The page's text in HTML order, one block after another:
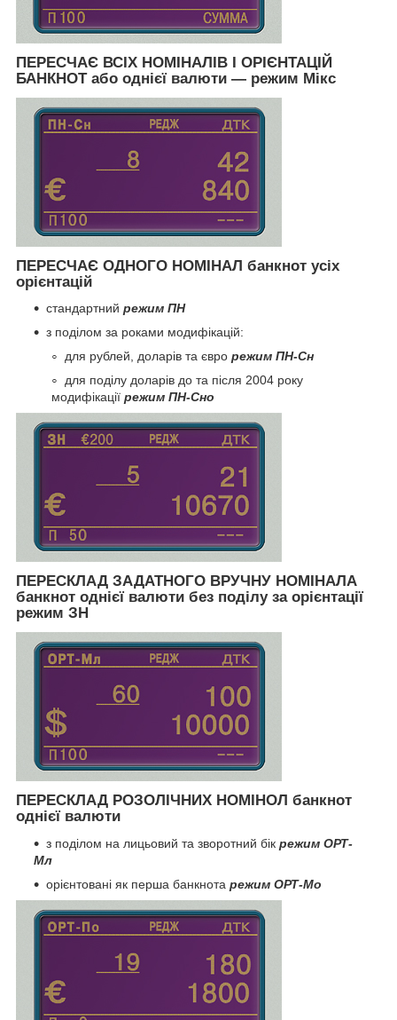
ПЕРЕСЧАЄ ВСІХ НОМІНАЛІВ І ОРІЄНТАЦІЙ
БАНКНОТ або однієї валюти — режим Мікс
ПЕРЕСЧАЄ ОДНОГО НОМІНАЛ банкнот усіх
орієнтацій
стандартний режим ПН
з поділом за роками модифікацій:
для рублей, доларів та євро режим ПН-Сн
для поділу доларів до та після 2004 року
модифікації режим ПН-Сно
ПЕРЕСКЛАД ЗАДАТНОГО ВРУЧНУ НОМІНАЛА
банкнот однієї валюти без поділу за орієнтації
режим ЗН
ПЕРЕСКЛАД РОЗОЛІЧНИХ НОМІНОЛ банкнот
однієї валюти
з поділом на лицьовий та зворотний бік режим ОРТ-
Мл
орієнтовані як перша банкнота режим ОРТ-Мо